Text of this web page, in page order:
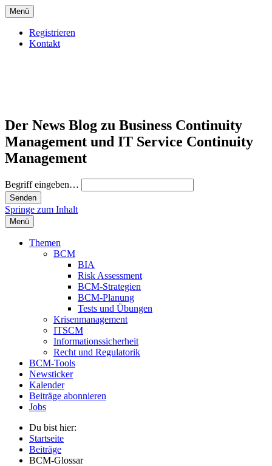
Menü
Registrieren
Kontakt
Der News Blog zu Business Continuity
Management und IT Service Continuity
Management
Begriff eingeben…
Springe zum Inhalt
Menü
Themen
BCM
BIA
Risk Assessment
BCM-Strategien
BCM-Planung
Tests und Übungen
Krisenmanagement
ITSCM
Informationssicherheit
Recht und Regulatorik
BCM-Tools
Newsticker
Kalender
Beiträge abonnieren
Jobs
Du bist hier:
Startseite
Beiträge
BCM-Glossar